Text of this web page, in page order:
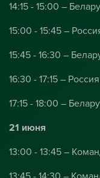
14:15 - 15:00 –
15:00 - 15:45 –
15:45 - 16:30 –
16:30 - 17:15 –
17:15 - 18:00 –
21 июня
13:00 - 13:45 –